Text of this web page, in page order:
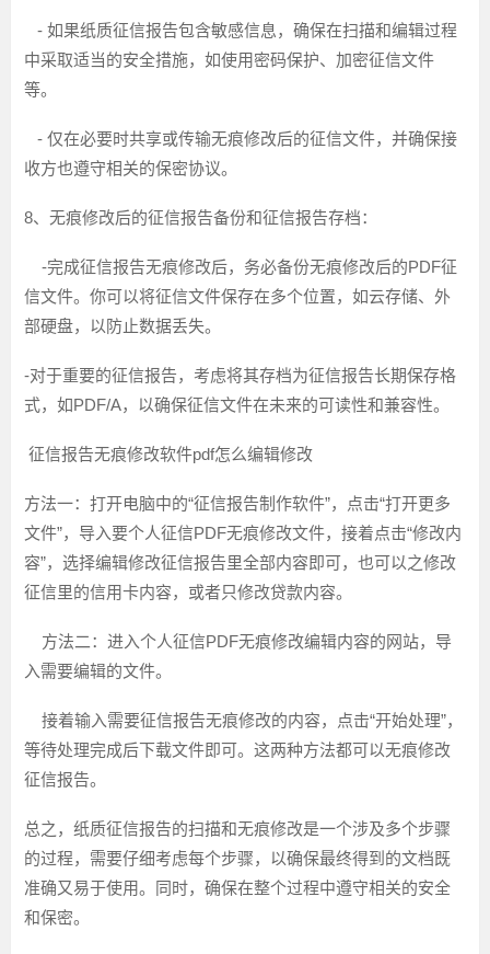
- 如果纸质征信报告包含敏感信息，确保在扫描和编辑过程
中采取适当的安全措施，如使用密码保护、加密征信文件
等。
- 仅在必要时共享或传输无痕修改后的征信文件，并确保接
收方也遵守相关的保密协议。
8、无痕修改后的征信报告备份和征信报告存档：
-完成征信报告无痕修改后，务必备份无痕修改后的PDF征
信文件。你可以将征信文件保存在多个位置，如云存储、外
部硬盘，以防止数据丢失。
-对于重要的征信报告，考虑将其存档为征信报告长期保存格
式，如PDF/A，以确保征信文件在未来的可读性和兼容性。
征信报告无痕修改软件pdf怎么编辑修改
方法一：打开电脑中的“征信报告制作软件”，点击“打开更多
文件”，导入要个人征信PDF无痕修改文件，接着点击“修改内
容”，选择编辑修改征信报告里全部内容即可，也可以之修改
征信里的信用卡内容，或者只修改贷款内容。
方法二：进入个人征信PDF无痕修改编辑内容的网站，导
入需要编辑的文件。
接着输入需要征信报告无痕修改的内容，点击“开始处理”，
等待处理完成后下载文件即可。这两种方法都可以无痕修改
征信报告。
总之，纸质征信报告的扫描和无痕修改是一个涉及多个步骤
的过程，需要仔细考虑每个步骤，以确保最终得到的文档既
准确又易于使用。同时，确保在整个过程中遵守相关的安全
和保密。